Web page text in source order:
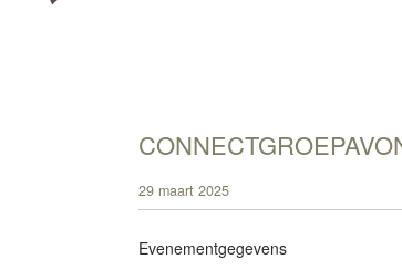
29 maart 2025
Evenementgegevens